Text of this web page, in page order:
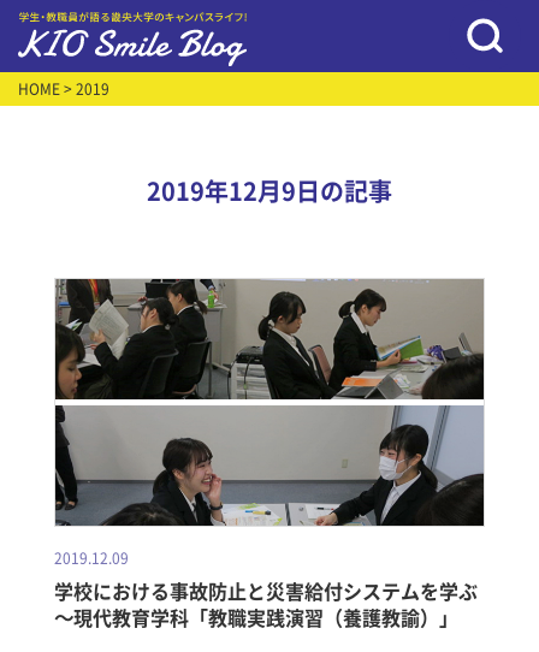
HOME > 2019
2019年12月9日の記事
2019.12.09
学校における事故防止と災害給付システムを学ぶ
～現代教育学科「教職実践演習（養護教諭）」